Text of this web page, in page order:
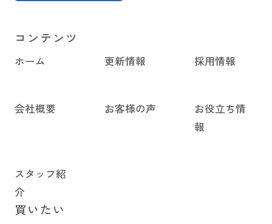
コンテンツ
ホーム 更新情報 採用情報
会社概要 お客様の声
お役立ち情
報
スタッフ紹
介
買いたい